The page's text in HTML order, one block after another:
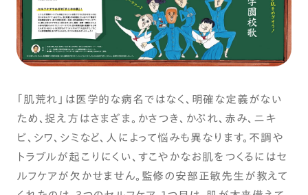
「肌荒れ」は医学的な病名ではなく、明確な定義がない
ため、捉え方はさまざま。かさつき、かぶれ、赤み、ニキ
ビ、シワ、シミなど、人によって悩みも異なります。不調や
トラブルが起こりにくい、すこやかなお肌をつくるにはセ
ルフケアが欠かせません。監修の安部正敏先生が教えて